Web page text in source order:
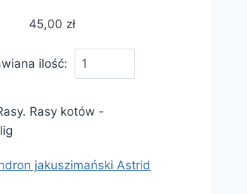
45,00 zł
ilość:
jakuszimański Astrid